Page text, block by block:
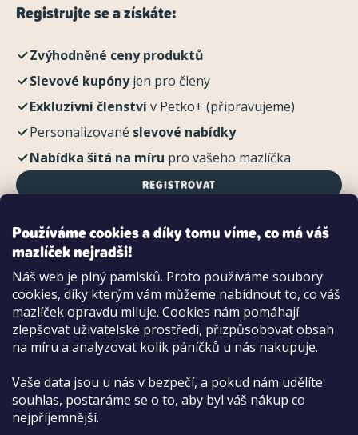
Používáme cookies a díky tomu víme, co má váš
mazlíček nejradši!
Náš web je plný pamlsků. Proto používáme soubory
cookies, díky kterým vám můžeme nabídnout to, co váš
mazlíček opravdu miluje. Cookies nám pomáhají
zlepšovat uživatelské prostředí, přizpůsobovat obsah
na míru a analyzovat kolik páníčků u nás nakupuje.
Vaše data jsou u nás v bezpečí, a pokud nám udělíte
souhlas, postaráme se o to, aby byl váš nákup co
nejpříjemnější.
Registrujte se a získáte:
Zvýhodněné ceny produktů
Slevové kupónyjen pro členy
Exkluzivní členstvív Petko+ (připravujeme)
Personalizované slevové nabídky
Nabídka šitá na míru pro vašeho mazlíčka
REGISTROVAT
Možnosti platby:
Dobírkou
Hotově i kartou na pobočce